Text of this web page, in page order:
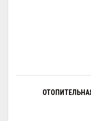
ОТОПИТЕЛЬНАЯ